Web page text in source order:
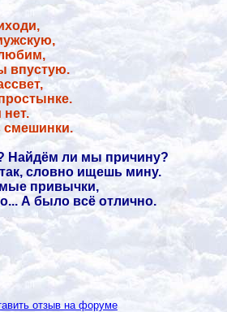
впустую.
смешинки.
Найдём ли мы причину?
словно ищешь мину.
привычки,
А было всё отлично.
отзыв на форуме